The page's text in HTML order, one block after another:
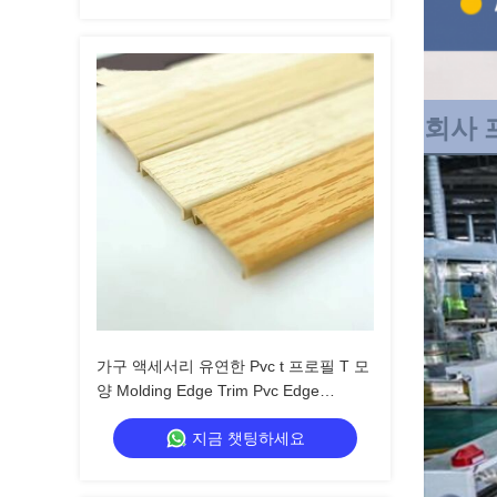
가구 액세서리 유연한 Pvc t 프로필 T 모
양 Molding Edge Trim Pvc Edge
Banding
지금 챗팅하세요
회사